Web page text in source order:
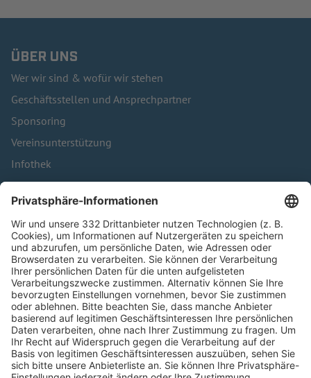
ÜBER UNS
Wer wir sind & wofür wir stehen
Geschäftsstellen und Ansprechpartner
Sponsoring
Vereinsunterstützung
Infothek
Kontakt
HÄUFIG BESUCHTE SEITEN
Pässe und Vereinswechsel
Trainerausbildung
Schulungsangebot Vereinsmitarbeiter
BFV-Geschäftsstellen
Trainerbörse
Login SpielPlus